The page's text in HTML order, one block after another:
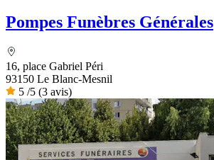
Pompes Funèbres Générales
16, place Gabriel Péri
93150 Le Blanc-Mesnil
5 /5 (3 avis)